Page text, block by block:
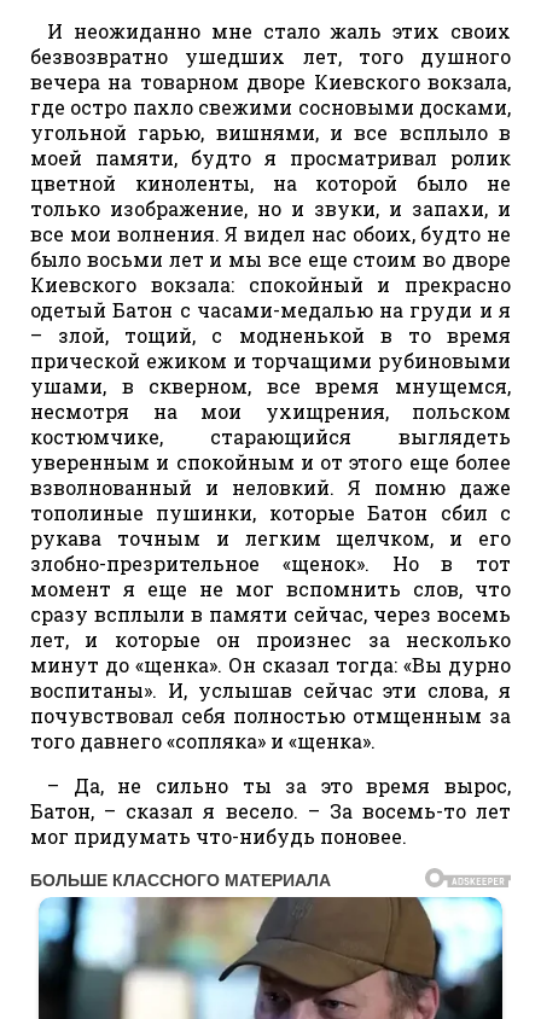
И неожиданно мне стало жаль этих своих
безвозвратно ушедших лет, того душного
вечера на товарном дворе Киевского вокзала,
где остро пахло свежими сосновыми досками,
угольной гарью, вишнями, и все всплыло в
моей памяти, будто я просматривал ролик
цветной киноленты, на которой было не
только изображение, но и звуки, и запахи, и
все мои волнения. Я видел нас обоих, будто не
было восьми лет и мы все еще стоим во дворе
Киевского вокзала: спокойный и прекрасно
одетый Батон с часами-медалью на груди и я
– злой, тощий, с модненькой в то время
прической ежиком и торчащими рубиновыми
ушами, в скверном, все время мнущемся,
несмотря на мои ухищрения, польском
костюмчике, старающийся выглядеть
уверенным и спокойным и от этого еще более
взволнованный и неловкий. Я помню даже
тополиные пушинки, которые Батон сбил с
рукава точным и легким щелчком, и его
злобно-презрительное «щенок». Но в тот
момент я еще не мог вспомнить слов, что
сразу всплыли в памяти сейчас, через восемь
лет, и которые он произнес за несколько
минут до «щенка». Он сказал тогда: «Вы дурно
воспитаны». И, услышав сейчас эти слова, я
почувствовал себя полностью отмщенным за
того давнего «сопляка» и «щенка».
– Да, не сильно ты за это время вырос,
Батон, – сказал я весело. – За восемь-то лет
мог придумать что-нибудь поновее.